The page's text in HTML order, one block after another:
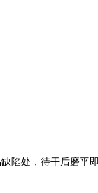
陷处，待干后磨平